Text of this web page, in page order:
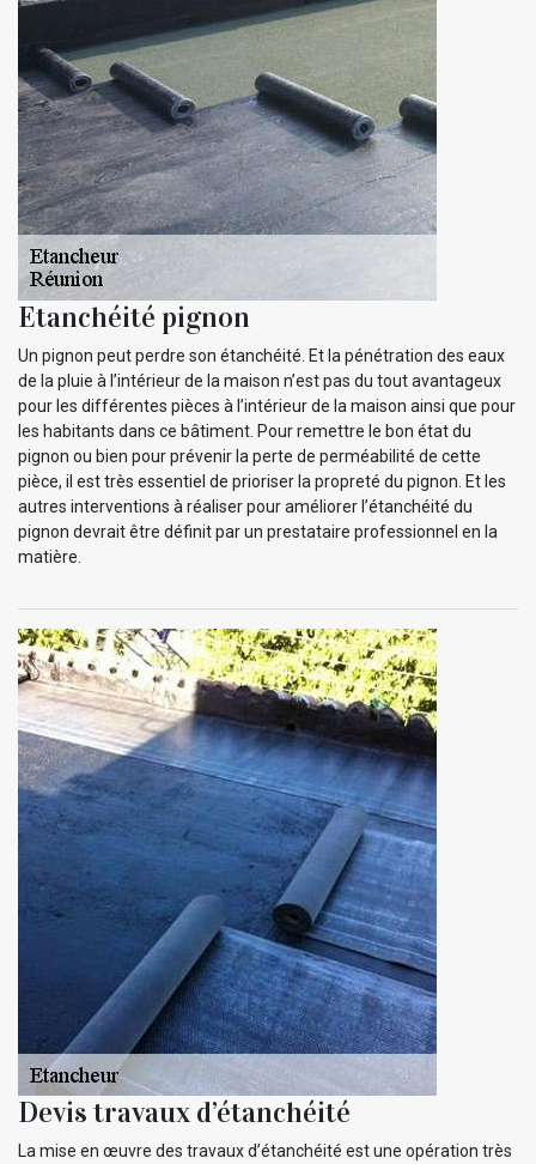
Etanchéité pignon
Un pignon peut perdre son étanchéité. Et la pénétration des eaux
de la pluie à l’intérieur de la maison n’est pas du tout avantageux
pour les différentes pièces à l’intérieur de la maison ainsi que pour
les habitants dans ce bâtiment. Pour remettre le bon état du
pignon ou bien pour prévenir la perte de perméabilité de cette
pièce, il est très essentiel de prioriser la propreté du pignon. Et les
autres interventions à réaliser pour améliorer l’étanchéité du
pignon devrait être définit par un prestataire professionnel en la
matière.
Devis travaux d’étanchéité
La mise en œuvre des travaux d’étanchéité est une opération très